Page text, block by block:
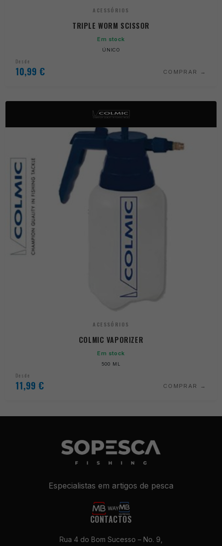
ACESSÓRIOS
TRIPLE WORM SCISSOR
Em stock
ÚNICO
Desde
10,99 € COMPRAR
ACESSÓRIOS
COLMIC VAPORIZER
Em stock
500 ML
Desde
11,99 € COMPRAR
Especialistas em artigos de pesca
CONTACTOS
Rua 4 do Bom Sucesso – No. 9,